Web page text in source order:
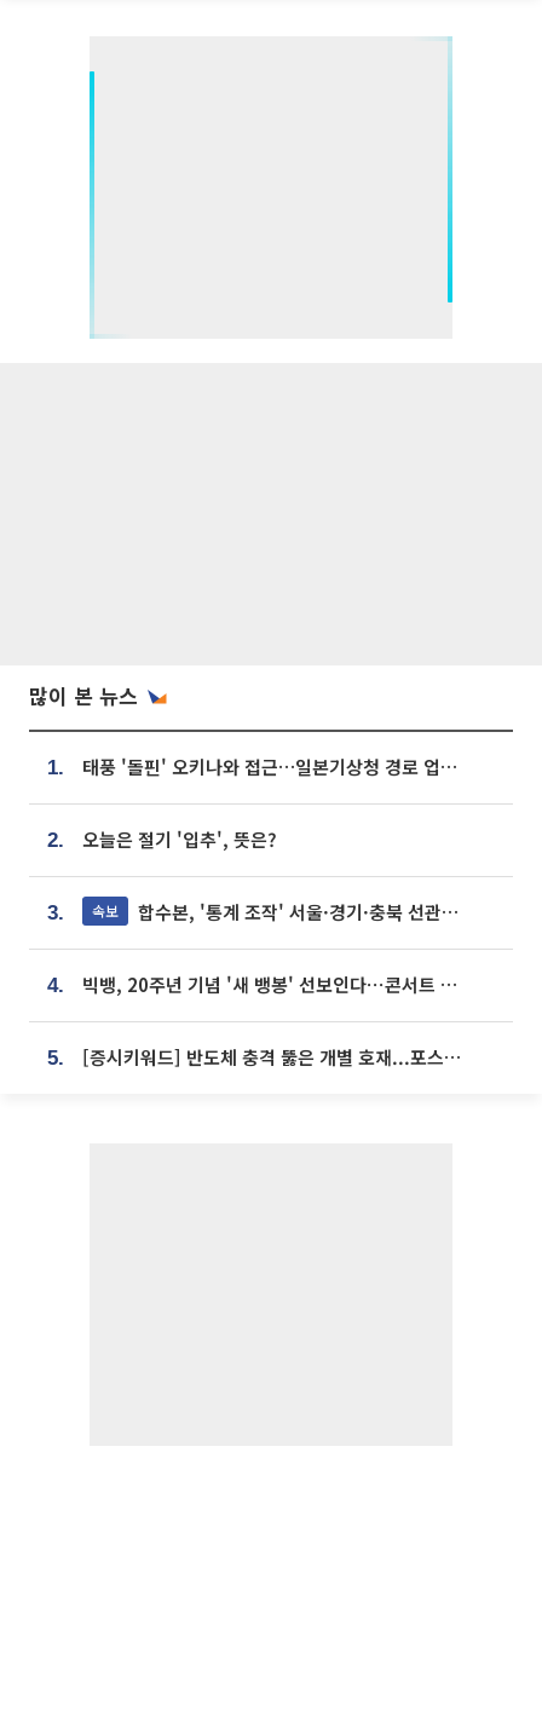
많이 본 뉴스
1. 태풍 '돌핀' 오키나와 접근…일본기상청 경로 업데이트
2. 오늘은 절기 '입추', 뜻은?
3. 속보 합수본, '통계 조작' 서울·경기·충북 선관위 등 추가 압수수색
4. 빅뱅, 20주년 기념 '새 뱅봉' 선보인다⋯콘서트 앞두고 팝업 개최
5. [증시키워드] 반도체 충격 뚫은 개별 호재...포스코퓨처엠·에코프로·한화솔루션 '눈길'